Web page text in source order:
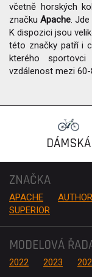
včetně horských
značkuApache.
K dispozici jsou
této značky patří i
kterého
vzdálenost mezi
DÁMSKÁ
ZNAČKA
APACHE AUTHOR
SUPERIOR
MODELOVÁ
2022 2023